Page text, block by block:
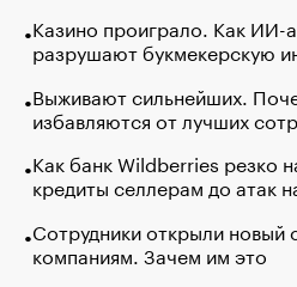
Казино проиграло. Как ИИ-
разрушают букмекерскую
Выживают сильнейших.
избавляются от лучших
Как банк Wildberries резко
кредиты селлерам до атак
Сотрудники открыли новый
компаниям. Зачем им это